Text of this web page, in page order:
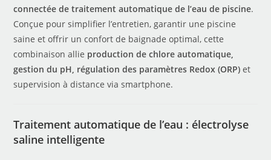
connectée de traitement automatique de l’eau de piscine.
Conçue pour simplifier l’entretien, garantir une piscine
saine et offrir un confort de baignade optimal, cette
combinaison allie production de chlore automatique,
gestion du pH, régulation des paramètres Redox (ORP) et
supervision à distance via smartphone.
Traitement automatique de l’eau : électrolyse
saline intelligente